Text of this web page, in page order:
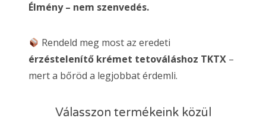
Élmény – nem szenvedés.
Rendeld meg most az eredeti
érzéstelenítő krémet tetováláshoz TKTX –
mert a bőröd a legjobbat érdemli.
Válasszon termékeink közül